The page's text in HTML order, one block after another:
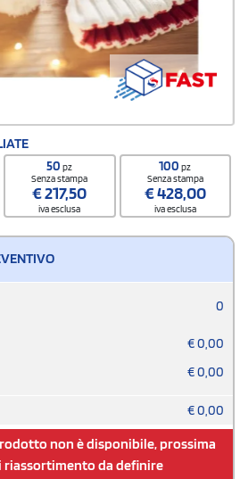
50pz
Senza stampa
€217,50
iva esclusa
100pz
Senza stampa
€428,00
iva esclusa
0
€0,00
€0,00
€0,00
non è disponibile, prossima
riassortimento da definire